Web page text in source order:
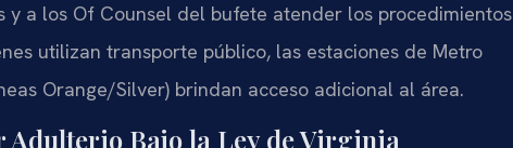
y a los Of Counsel del bufete atender los procedimientos
utilizan transporte público, las estaciones de Metro
Orange/Silver) brindan acceso adicional al área.
Bajo la Ley de Virginia